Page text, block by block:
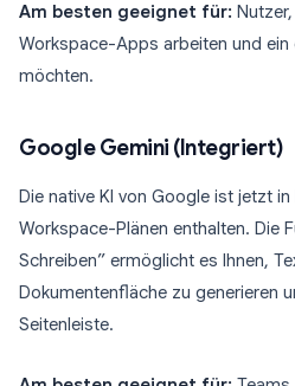
Am besten geeignet für:
Workspace-Apps arbeiten und
möchten.
Google Gemini (Integriert)
Die native KI von Google ist jetzt
Workspace-Plänen enthalten. Die
Schreiben” ermöglicht es Ihnen,
Dokumentenfläche zu generieren
Seitenleiste.